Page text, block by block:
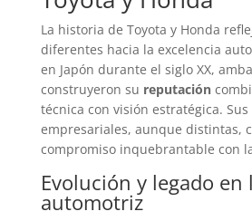
La historia de Toyota y Honda
diferentes hacia la excelencia
en Japón durante el siglo XX,
construyeron su reputación
técnica con visión estratégica.
empresariales, aunque distintas,
compromiso inquebrantable con
Evolución y legado
automotriz